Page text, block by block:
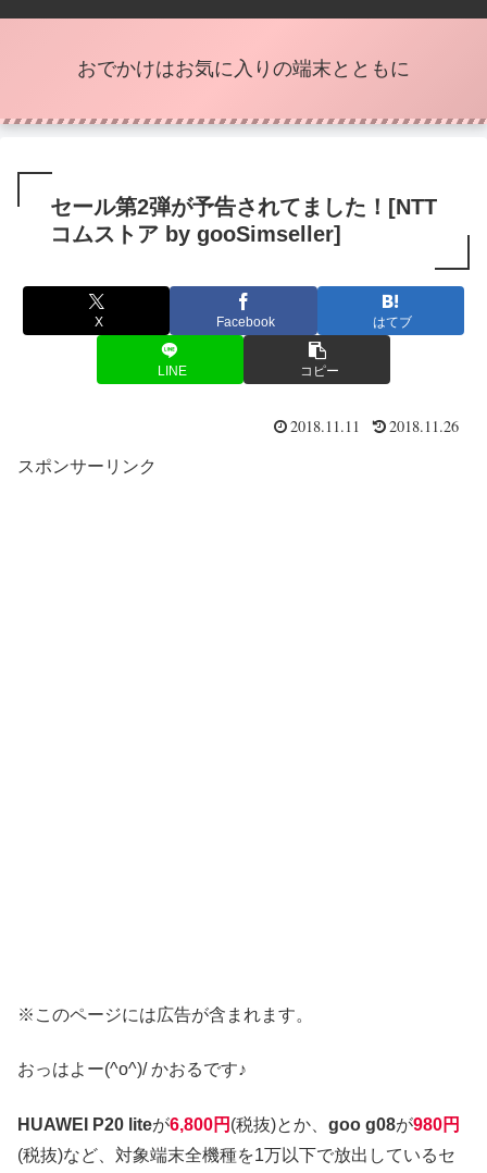
おでかけはお気に入りの端末とともに
セール第2弾が予告されてました！[NTT
コムストア by gooSimseller]
X Facebook はてブ
LINE コピー
2018.11.11 2018.11.26
スポンサーリンク
※このページには広告が含まれます。
おっはよー(^o^)/ かおるです♪
HUAWEI P20 liteが6,800円 (税抜)とか、 goo g08が980円
(税抜)など、対象端末全機種を1万以下で放出しているセ